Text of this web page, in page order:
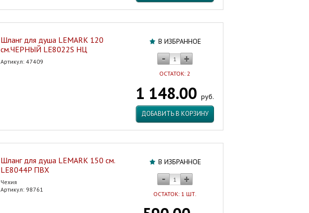
В ИЗБРАННОЕ
ОСТАТОК: 2
1 148.00 руб.
ДОБАВИТЬ В КОРЗИНУ
Шланг для душа LEMARK 120
см.ЧЕРНЫЙ LE8022S НЦ
Артикул: 47409
В ИЗБРАННОЕ
ОСТАТОК: 1 ШТ.
Шланг для душа LEMARK 150 см.
LE8044P ПВХ
Чехия
Артикул: 98761